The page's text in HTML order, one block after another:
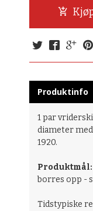
Produktinfo
1 par
diameter
1920.
Produktmål:
borres opp -
Tidstypiske